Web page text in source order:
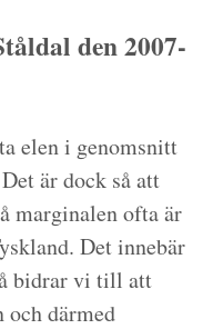
den 2007-
elen i genomsnitt
är dock så att
marginalen ofta är
Det innebär
bidrar vi till att
därmed